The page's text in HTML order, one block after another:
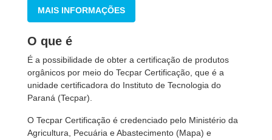
MAIS INFORMAÇÕES
O que é
É a possibilidade de obter a certificação de produtos
orgânicos por meio do Tecpar Certificação, que é a
unidade certificadora do Instituto de Tecnologia do
Paraná (Tecpar).
O Tecpar Certificação é credenciado pelo Ministério da
Agricultura, Pecuária e Abastecimento (Mapa) e